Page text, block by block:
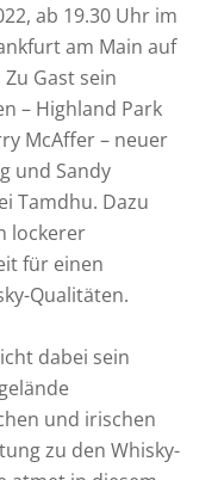
ab 19.30 Uhr im
am Main auf
Gast sein
– Highland Park
McAffer – neuer
und Sandy
Tamdhu. Dazu
lockerer
für einen
Qualitäten.
dabei sein
und irischen
zu den Whisky-